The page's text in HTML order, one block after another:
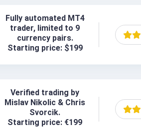
Fully automated MT4
trader, limited to 9
currency pairs.
Starting price: $199
Verified trading by
Mislav Nikolic & Chris
Svorcik.
Starting price: €199